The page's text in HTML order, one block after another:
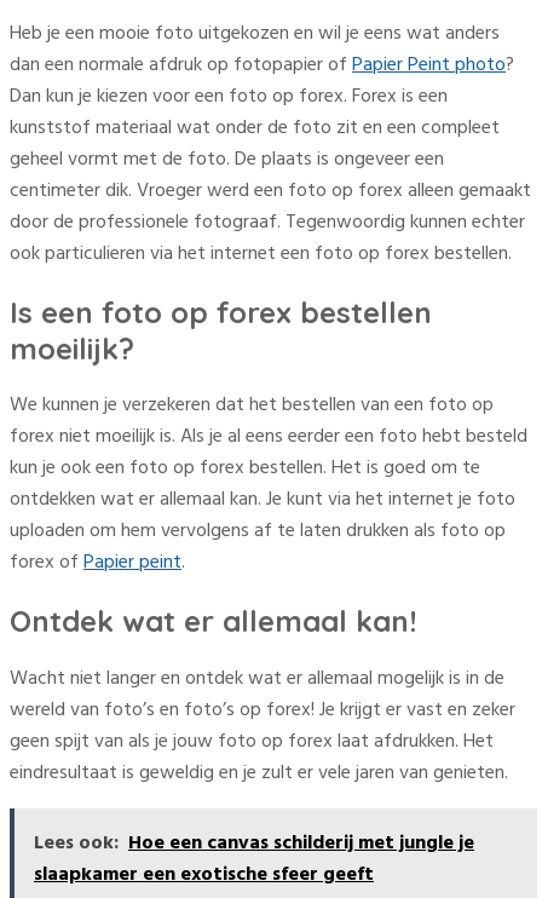
Heb je een mooie foto uitgekozen en wil je eens wat anders
dan een normale afdruk op fotopapier ofPapier Peint photo?
Dan kun je kiezen voor een foto op forex. Forex is een
kunststof materiaal wat onder de foto zit en een compleet
geheel vormt met de foto. De plaats is ongeveer een
centimeter dik. Vroeger werd een foto op forex alleen gemaakt
door de professionele fotograaf. Tegenwoordig kunnen echter
ook particulieren via het internet een foto op forex bestellen.
Is een foto op forex bestellen
moeilijk?
We kunnen je verzekeren dat het bestellen van een foto op
forex niet moeilijk is. Als je al eens eerder een foto hebt besteld
kun je ook een foto op forex bestellen. Het is goed om te
ontdekken wat er allemaal kan. Je kunt via het internet je foto
uploaden om hem vervolgens af te laten drukken als foto op
forex ofPapier peint.
Ontdek wat er allemaal kan!
Wacht niet langer en ontdek wat er allemaal mogelijk is in de
wereld van foto’s en foto’s op forex! Je krijgt er vast en zeker
geen spijt van als je jouw foto op forex laat afdrukken. Het
eindresultaat is geweldig en je zult er vele jaren van genieten.
Lees ook: Hoe een canvas schilderij met jungle je
slaapkamer een exotische sfeer geeft